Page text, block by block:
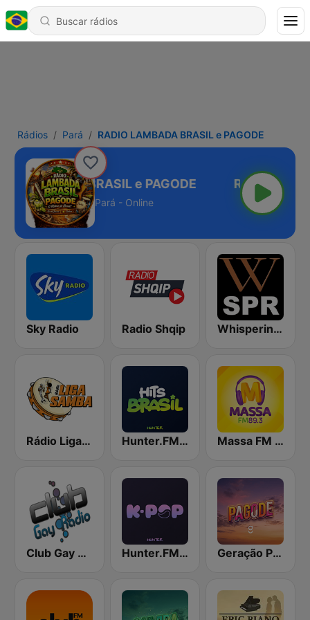
Rádios Pará RADIO LAMBADA BRASIL e PAGODE
LAMBADA BRASIL e PAGODE
Pará - Online
Sky Radio Radio Shqip Whisperings: Solo Piano Radio
Rádio Liga Samba Hunter.FM - Hits Brasil Massa FM 89.3
Club Gay Radio Hunter.FM - K-pop Geração Pagode